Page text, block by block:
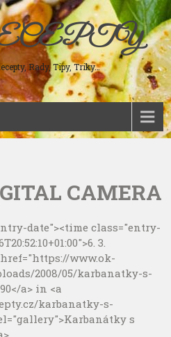
Rady, Tipy, Triky…
CAMERA
date"><time class="entry-
3.
href="https://www.ok-
2008/05/karbanatky-s-
a> in <a
karbanatky-s-
s